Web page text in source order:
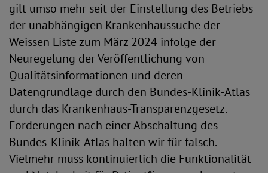
gilt umso mehr seit der Einstellung des Betriebs
der unabhängigen Krankenhaussuche der
Weissen Liste zum März 2024 infolge der
Neuregelung der Veröffentlichung von
Qualitätsinformationen und deren
Datengrundlage durch den Bundes-Klinik-Atlas
durch das Krankenhaus-Transparenzgesetz.
Forderungen nach einer Abschaltung des
Bundes-Klinik-Atlas halten wir für falsch.
Vielmehr muss kontinuierlich die Funktionalität